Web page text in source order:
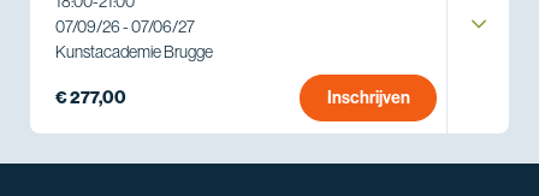
07/09/26 - 07/06/27
Kunstacademie Brugge
€ 277,00 Inschrijven